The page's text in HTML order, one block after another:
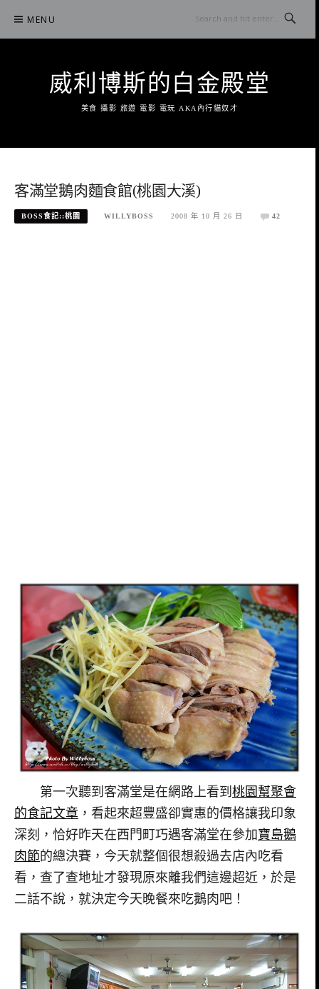
content
MENU
威利博斯的白金殿堂
美食 攝影 旅遊 電影 電玩 AKA內行貓奴才
客滿堂鵝肉麵食館(桃園大溪)
BOSS食記::桃園 WILLYBOSS 2008 年 10 月 26 日 42
第一次聽到客滿堂是在網路上看到 桃園幫聚會
的食記文章 ，看起來超豐盛卻實惠的價格讓我印象
深刻，恰好昨天在西門町巧遇客滿堂在參加寶島鵝
肉節的總決賽，今天就整個很想殺過去店內吃看
看，查了查地址才發現原來離我們這邊超近，於是
二話不說，就決定今天晚餐來吃鵝肉吧！